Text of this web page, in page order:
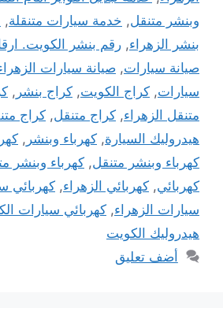
وبنشر متنقل, خدمة سيارات متنقلة,
بنشر الزهراء, رقم بنشر الكويت.
صيانة سيارات, صيانة سيارات
سيارات, كراج الكويت, كراج بنشر ,
متنقل الزهراء, كراج متنقل, كراج
هيدروليك السيارة, كهرباء وبنشر ,
كهرباء وبنشر متنقل, كهرباء وبنشر
كهربائي, كهربائي الزهراء, كهربائي
سيارات الزهراء, كهربائي سيارات
هيدروليك الكويت
أضف تعليق